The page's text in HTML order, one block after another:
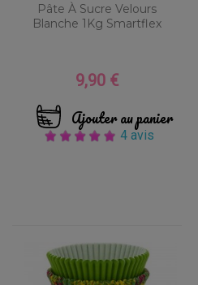
Pâte À Sucre Velours
Blanche 1Kg Smartflex
Prix
9,90 €
Ajouter au panier
4 avis